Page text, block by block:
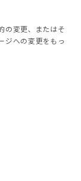
の変更、またはそ
ジへの変更をもっ